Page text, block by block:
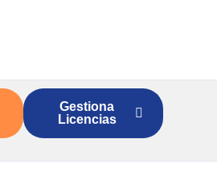
Gestiona
Licencias